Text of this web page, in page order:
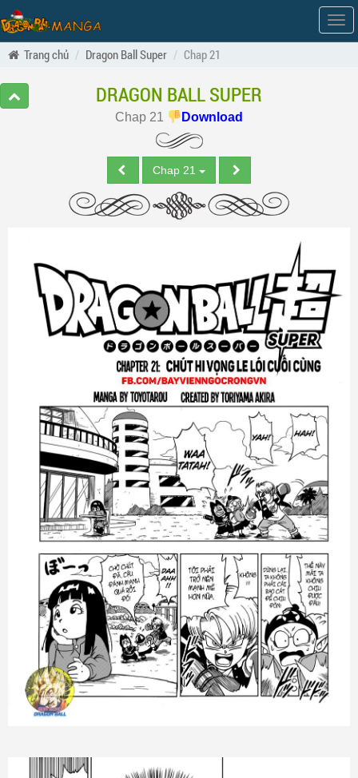
Hiện
Trang chủ
Dragon Ball Super Chap 21
DRAGON BALL SUPER
Chap 21 Download
Chap 21